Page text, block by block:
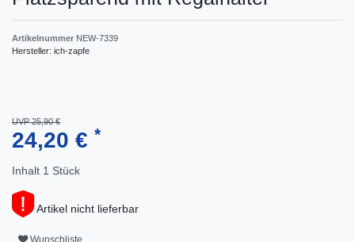
Artikelnummer NEW-7339
Hersteller: ich-zapfe
UVP 25,90 €
24,20 € *
Inhalt 1 Stück
Artikel nicht lieferbar
Wunschliste